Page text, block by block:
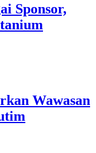
Sponsor,
Wawasan